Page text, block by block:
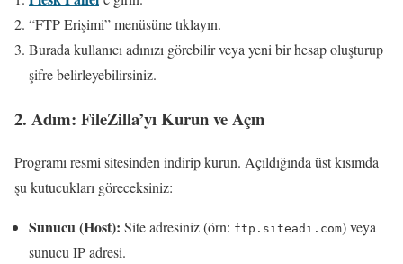
“FTP Erişimi” menüsüne tıklayın.
Burada kullanıcı adınızı görebilir veya yeni bir hesap oluşturup
şifre belirleyebilirsiniz.
2. Adım: FileZilla’yı Kurun ve Açın
Programı resmi sitesinden indirip kurun. Açıldığında üst kısımda
şu kutucukları göreceksiniz:
Sunucu (Host): Site adresiniz (örn: ftp.siteadi.com) veya
sunucu IP adresi.